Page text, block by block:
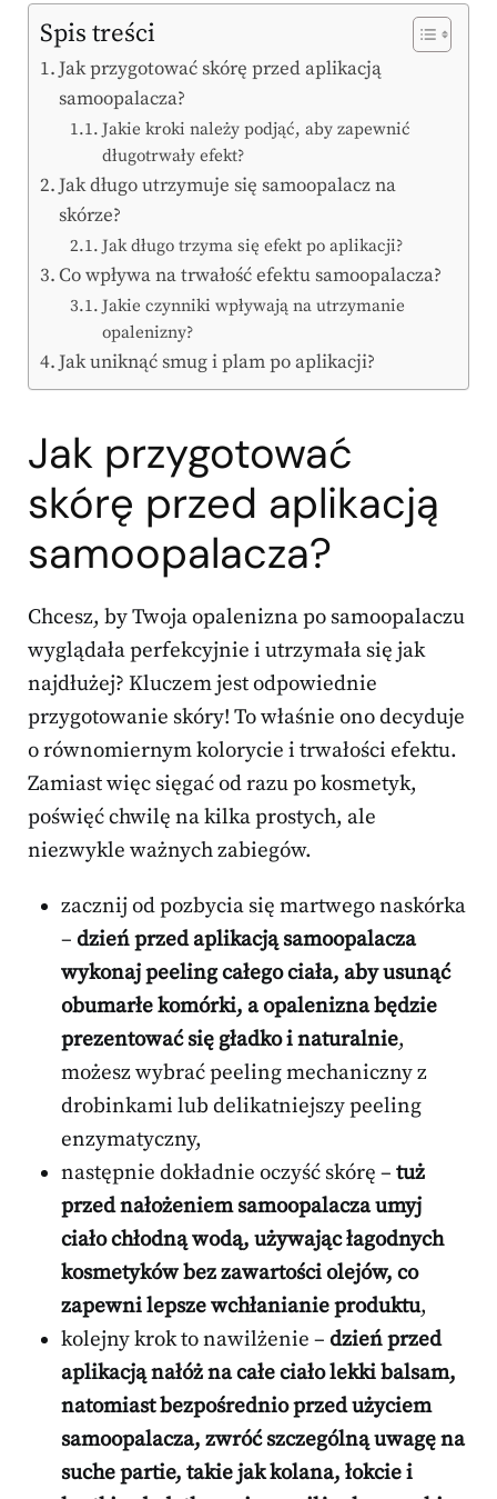
Spis treści
Jak przygotować skórę przed aplikacją
samoopalacza?
Jakie kroki należy podjąć, aby zapewnić
długotrwały efekt?
Jak długo utrzymuje się samoopalacz na
skórze?
Jak długo trzyma się efekt po aplikacji?
Co wpływa na trwałość efektu samoopalacza?
Jakie czynniki wpływają na utrzymanie
opalenizny?
Jak uniknąć smug i plam po aplikacji?
Jak przygotować
skórę przed aplikacją
samoopalacza?
Chcesz, by Twoja opalenizna po samoopalaczu
wyglądała perfekcyjnie i utrzymała się jak
najdłużej? Kluczem jest odpowiednie
przygotowanie skóry! To właśnie ono decyduje
o równomiernym kolorycie i trwałości efektu.
Zamiast więc sięgać od razu po kosmetyk,
poświęć chwilę na kilka prostych, ale
niezwykle ważnych zabiegów.
zacznij od pozbycia się martwego naskórka
– dzień przed aplikacją samoopalacza
wykonaj peeling całego ciała, aby usunąć
obumarłe komórki, a opalenizna będzie
prezentować się gładko i naturalnie,
możesz wybrać peeling mechaniczny z
drobinkami lub delikatniejszy peeling
enzymatyczny,
następnie dokładnie oczyść skórę – tuż
przed nałożeniem samoopalacza umyj
ciało chłodną wodą, używając łagodnych
kosmetyków bez zawartości olejów, co
zapewni lepsze wchłanianie produktu,
kolejny krok to nawilżenie – dzień przed
aplikacją nałóż na całe ciało lekki balsam,
natomiast bezpośrednio przed użyciem
samoopalacza, zwróć szczególną uwagę na
suche partie, takie jak kolana, łokcie i